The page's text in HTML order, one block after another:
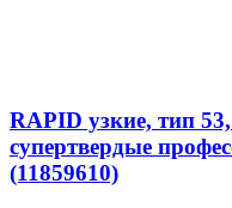
RAPID узкие, тип
супертвердые
(11859610)